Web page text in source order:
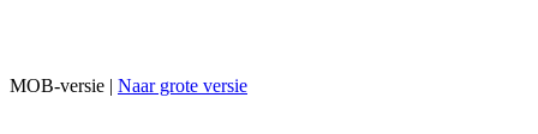
MOB-versie | Naar grote versie